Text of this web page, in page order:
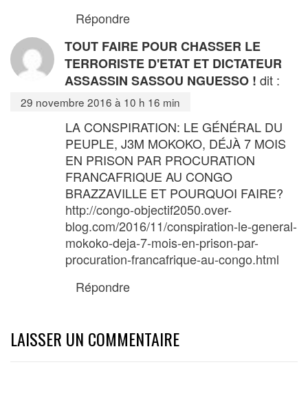
Répondre
TOUT FAIRE POUR CHASSER LE
TERRORISTE D'ETAT ET DICTATEUR
ASSASSIN SASSOU NGUESSO ! dit :
29 novembre 2016 à 10 h 16 min
LA CONSPIRATION: LE GÉNÉRAL DU
PEUPLE, J3M MOKOKO, DÉJÀ 7 MOIS
EN PRISON PAR PROCURATION
FRANCAFRIQUE AU CONGO
BRAZZAVILLE ET POURQUOI FAIRE?
http://congo-objectif2050.over-
blog.com/2016/11/conspiration-le-general-
mokoko-deja-7-mois-en-prison-par-
procuration-francafrique-au-congo.html
Répondre
LAISSER UN COMMENTAIRE